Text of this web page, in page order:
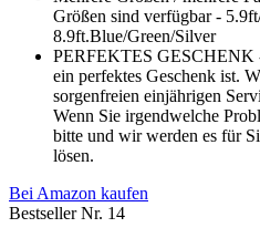
Größen sind verfügbar -
8.9ft.Blue/Green/Silver
PERFEKTES GESCHENK
ein perfektes Geschenk ist.
sorgenfreien einjährigen
Wenn Sie irgendwelche
bitte und wir werden es für
lösen.
Bei Amazon kaufen
Bestseller Nr. 14